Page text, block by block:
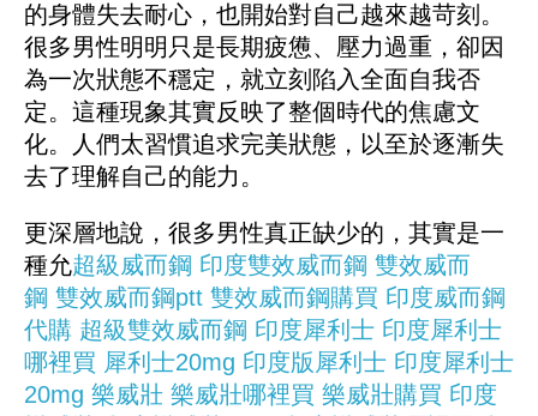
的身體失去耐心，也開始對自己越來越苛刻。
很多男性明明只是長期疲憊、壓力過重，卻因
為一次狀態不穩定，就立刻陷入全面自我否
定。這種現象其實反映了整個時代的焦慮文
化。人們太習慣追求完美狀態，以至於逐漸失
去了理解自己的能力。
更深層地說，很多男性真正缺少的，其實是一
種允超級威而鋼 印度雙效威而鋼 雙效威而
鋼 雙效威而鋼ptt 雙效威而鋼購買 印度威而鋼
代購 超級雙效威而鋼 印度犀利士 印度犀利士
哪裡買 犀利士20mg 印度版犀利士 印度犀利士
20mg 樂威壯 樂威壯哪裡買 樂威壯購買 印度